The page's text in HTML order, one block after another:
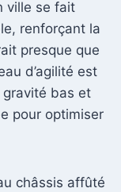
ville se fait
renforçant la
presque que
d’agilité est
bas et
pour optimiser
châssis affûté